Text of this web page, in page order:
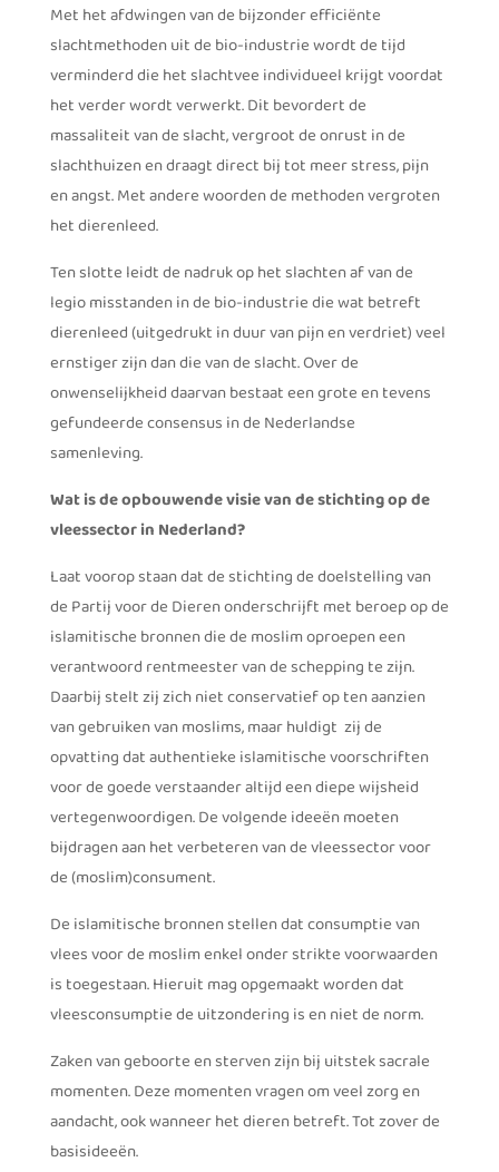
Met het afdwingen van de bijzonder efficiënte
slachtmethoden uit de bio-industrie wordt de tijd
verminderd die het slachtvee individueel krijgt voordat
het verder wordt verwerkt. Dit bevordert de
massaliteit van de slacht, vergroot de onrust in de
slachthuizen en draagt direct bij tot meer stress, pijn
en angst. Met andere woorden de methoden vergroten
het dierenleed.
Ten slotte leidt de nadruk op het slachten af van de
legio misstanden in de bio-industrie die wat betreft
dierenleed (uitgedrukt in duur van pijn en verdriet) veel
ernstiger zijn dan die van de slacht. Over de
onwenselijkheid daarvan bestaat een grote en tevens
gefundeerde consensus in de Nederlandse
samenleving.
Wat is de opbouwende visie van de stichting op de
vleessector in Nederland?
Laat voorop staan dat de stichting de doelstelling van
de Partij voor de Dieren onderschrijft met beroep op de
islamitische bronnen die de moslim oproepen een
verantwoord rentmeester van de schepping te zijn.
Daarbij stelt zij zich niet conservatief op ten aanzien
van gebruiken van moslims, maar huldigt zij de
opvatting dat authentieke islamitische voorschriften
voor de goede verstaander altijd een diepe wijsheid
vertegenwoordigen. De volgende ideeën moeten
bijdragen aan het verbeteren van de vleessector voor
de (moslim)consument.
De islamitische bronnen stellen dat consumptie van
vlees voor de moslim enkel onder strikte voorwaarden
is toegestaan. Hieruit mag opgemaakt worden dat
vleesconsumptie de uitzondering is en niet de norm.
Zaken van geboorte en sterven zijn bij uitstek sacrale
momenten. Deze momenten vragen om veel zorg en
aandacht, ook wanneer het dieren betreft. Tot zover de
basisideeën.